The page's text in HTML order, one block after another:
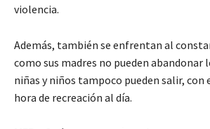
violencia.
Además, también se enfrentan al
como sus madres no pueden abandonar
niñas y niños tampoco pueden salir, con
hora de recreación al día.